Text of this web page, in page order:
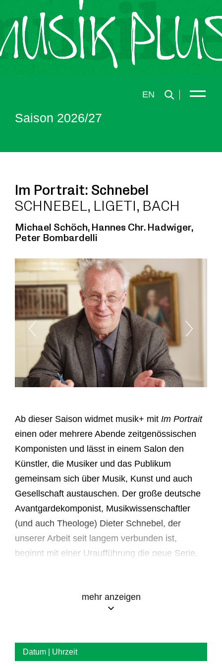
Saison 2026/27
EN
Im Portrait: Schnebel
SCHNEBEL, LIGETI, BACH
Michael Schöch, Hannes Chr. Hadwiger,
Peter Bombardelli
Ab dieser Saison widmet musik+ mit Im Portrait
einen oder mehrere Abende zeitgenössischen
Komponisten und lässt in einem Salon den
Künstler, die Musiker und das Publikum
gemeinsam sich über Musik, Kunst und auch
Gesellschaft austauschen. Der große deutsche
Avantgardekomponist, Musikwissenschaftler
(und auch Theologe) Dieter Schnebel, der
unserer Arbeit seit langem verbunden ist,
beginnt mit einer Uraufführung die neue Serie.
Klangprozessen zwischen Ton und Geräusch,
von den 60er bis zu den 80er Jahren
Befreiung des Materials (z.B. „Orchestra“,
symphonische Musik für mobile Musiker),
mehr anzeigen
Datum | Uhrzeit